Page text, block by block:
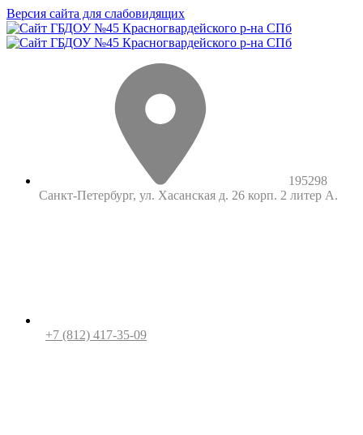
Версия сайта для слабовидящих
195298
Санкт-Петербург, ул. Хасанская д. 26 корп. 2 литер А.
+7 (812) 417-35-09